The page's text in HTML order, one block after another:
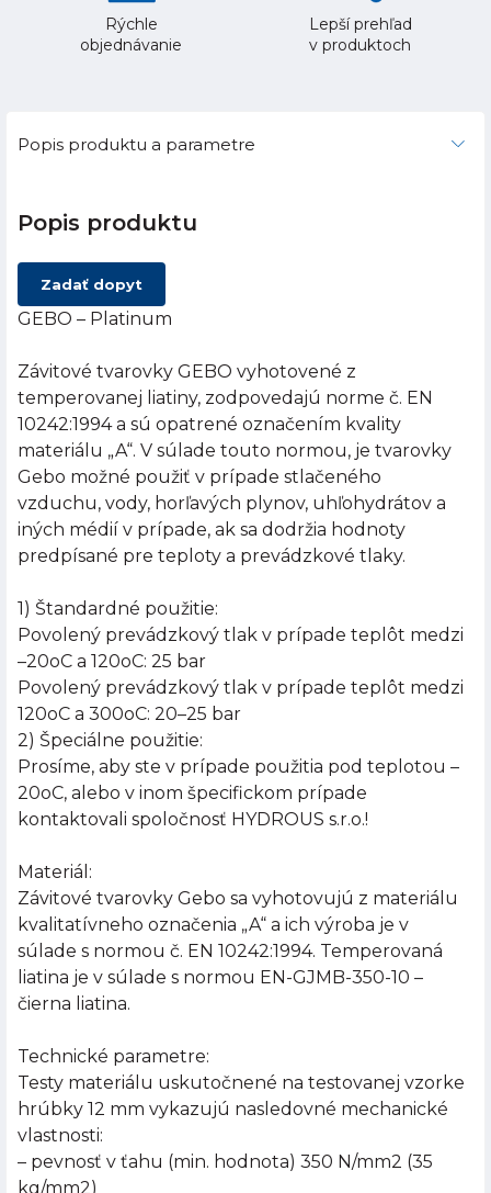
Rýchle
objednávanie
Lepší prehľad
v produktoch
Popis produktu a parametre
Popis produktu
Zadať dopyt
GEBO – Platinum
Závitové tvarovky GEBO vyhotovené z
temperovanej liatiny, zodpovedajú norme č. EN
10242:1994 a sú opatrené označením kvality
materiálu „A“. V súlade touto normou, je tvarovky
Gebo možné použiť v prípade stlačeného
vzduchu, vody, horľavých plynov, uhľohydrátov a
iných médií v prípade, ak sa dodržia hodnoty
predpísané pre teploty a prevádzkové tlaky.
1) Štandardné použitie:
Povolený prevádzkový tlak v prípade teplôt medzi
–20oC a 120oC: 25 bar
Povolený prevádzkový tlak v prípade teplôt medzi
120oC a 300oC: 20–25 bar
2) Špeciálne použitie:
Prosíme, aby ste v prípade použitia pod teplotou –
20oC, alebo v inom špecifickom prípade
kontaktovali spoločnosť HYDROUS s.r.o.!
Materiál:
Závitové tvarovky Gebo sa vyhotovujú z materiálu
kvalitatívneho označenia „A“ a ich výroba je v
súlade s normou č. EN 10242:1994. Temperovaná
liatina je v súlade s normou EN-GJMB-350-10 –
čierna liatina.
Technické parametre:
Testy materiálu uskutočnené na testovanej vzorke
hrúbky 12 mm vykazujú nasledovné mechanické
vlastnosti:
– pevnosť v ťahu (min. hodnota) 350 N/mm2 (35
kg/mm2)